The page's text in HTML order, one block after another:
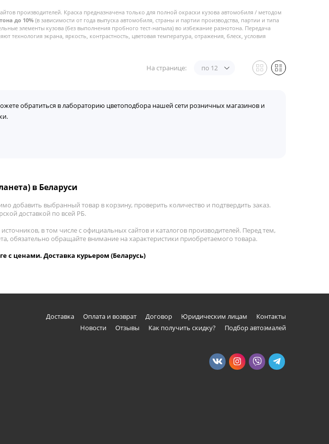
производителей. Краска предназначена только для полной окраски кузова автомобиля / методом
до 10% (в зависимости от года выпуска автомобиля, страны и партии производства, партии и типа
элементы кузова (без выполнения пробного тест-напыла) во избежание разнотона. Передача
технология экрана, яркость, контрастность, цветовая температура, отражения, блеск, условия
На странице: по 12
обратиться в лабораторию цветоподбора нашей сети розничных магазинов и
в Беларуси
добавить выбранный товар в корзину, проверить количество и подтвердить заказ.
доставкой по всей РБ.
в том числе с официальных сайтов и каталогов производителей. Перед тем,
обязательно обращайте внимание на характеристики приобретаемого товара.
с ценами. Доставка курьером (Беларусь)
Доставка Оплата и возврат Договор Юридическим лицам
Контакты
Новости
Отзывы Как получить скидку? Подбор автоэмалей